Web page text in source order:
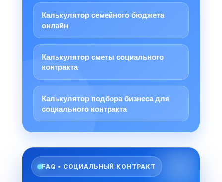
Калькулятор семейного бюджета
онлайн
Калькулятор сметы социального
контракта
Калькулятор подбора бизнеса для
социального контракта
FAQ • СОЦИАЛЬНЫЙ КОНТРАКТ